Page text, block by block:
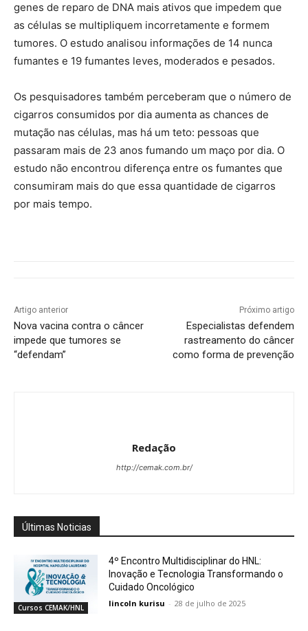
genes de reparo de DNA mais ativos que impedem que
as células se multipliquem incorretamente e formem
tumores. O estudo analisou informações de 14 nunca
fumantes e 19 fumantes leves, moderados e pesados.
Os pesquisadores também perceberam que o número de
cigarros consumidos por dia aumenta as chances de
mutação nas células, mas há um teto: pessoas que
passaram mais de 23 anos fumando um maço por dia. O
estudo não encontrou diferença entre os fumantes que
consumiram mais do que essa quantidade de cigarros
por mais tempo.
Artigo anterior
Nova vacina contra o câncer
impede que tumores se
“defendam”
Próximo artigo
Especialistas defendem
rastreamento do câncer
como forma de prevenção
Redação
http://cemak.com.br/
Últimas Noticias
Cursos CEMAK/HNL
4º Encontro Multidisciplinar do HNL:
Inovação e Tecnologia Transformando o
Cuidado Oncológico
lincoln kurisu - 28 de julho de 2025